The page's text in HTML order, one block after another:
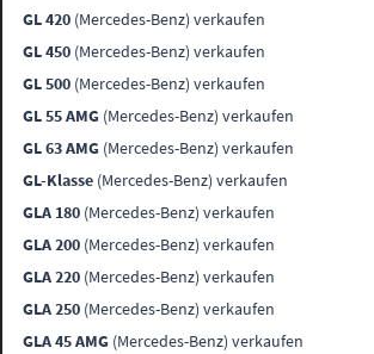
GL 420 (Mercedes-Benz) verkaufen
GL 450 (Mercedes-Benz) verkaufen
GL 500 (Mercedes-Benz) verkaufen
GL 55 AMG (Mercedes-Benz) verkaufen
GL 63 AMG (Mercedes-Benz) verkaufen
GL-Klasse (Mercedes-Benz) verkaufen
GLA 180 (Mercedes-Benz) verkaufen
GLA 200 (Mercedes-Benz) verkaufen
GLA 220 (Mercedes-Benz) verkaufen
GLA 250 (Mercedes-Benz) verkaufen
GLA 45 AMG (Mercedes-Benz) verkaufen